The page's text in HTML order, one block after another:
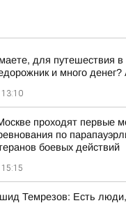
для путешествия в
и много денег?
13:10
проходят первые
по
боевых действий
15:15
Темрезов: Есть